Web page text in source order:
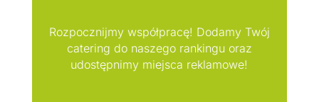
Rozpocznijmy współpracę! Dodamy Twój
catering do naszego rankingu oraz
udostępnimy miejsca reklamowe!